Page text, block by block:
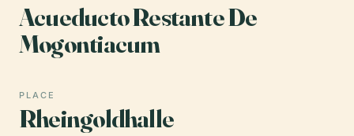
Acueducto Restante De
Mogontiacum
PLACE
Rheingoldhalle